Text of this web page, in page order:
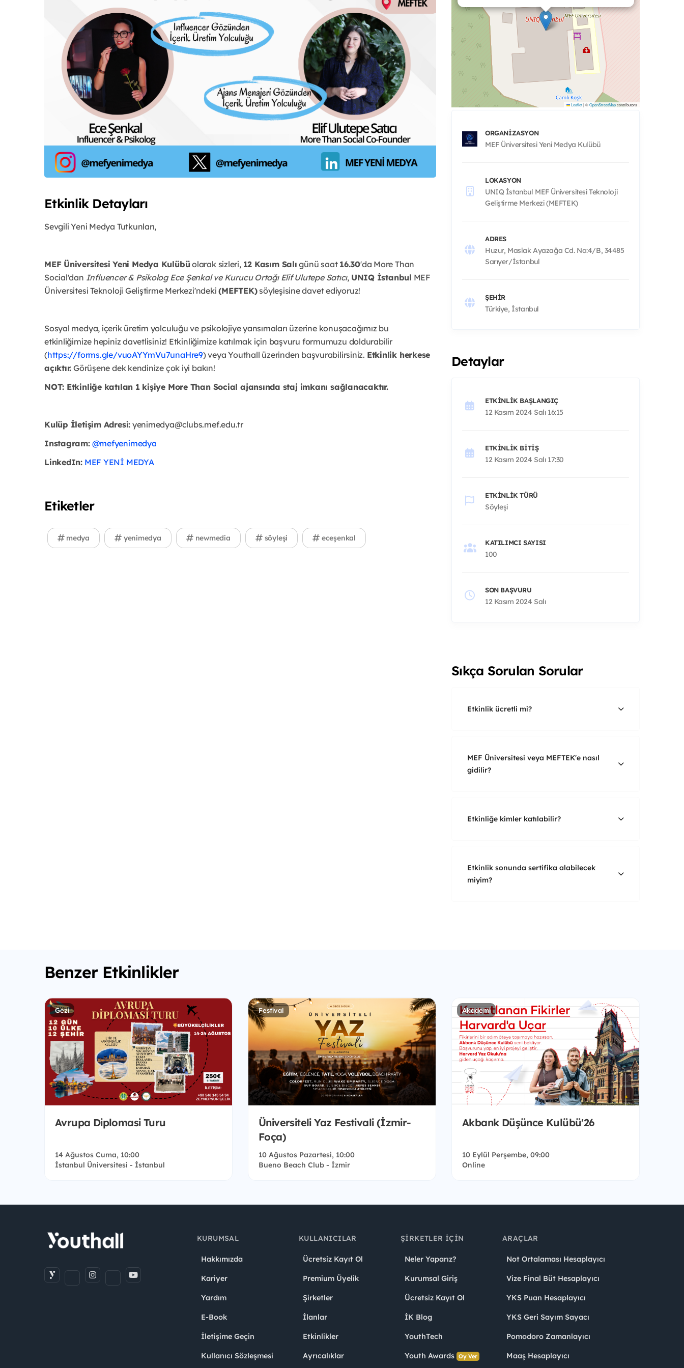
Etkinlik Detayları
Sevgili Yeni Medya Tutkunları,
MEF Üniversitesi Yeni Medya Kulübü olarak sizleri, 12 Kasım Salı günü saat 16.30'da More Than
Social'dan Influencer & Psikolog Ece Şenkal ve Kurucu Ortağı Elif Ulutepe Satıcı, UNIQ İstanbul MEF
Üniversitesi Teknoloji Geliştirme Merkezi'ndeki(MEFTEK)söyleşisine davet ediyoruz!
Sosyal medya, içerik üretim yolculuğu ve psikolojiye yansımaları üzerine konuşacağımız bu
etkinliğimize hepiniz davetlisiniz! Etkinliğimize katılmak için başvuru formumuzu doldurabilir
(https://forms.gle/vuoAYYmVu7unaHre9) veya Youthall üzerinden başvurabilirsiniz. Etkinlik herkese
açıktır. Görüşene dek kendinize çok iyi bakın!
NOT: Etkinliğe katılan 1 kişiye More Than Social ajansında staj imkanı sağlanacaktır.
Kulüp İletişim Adresi: yenimedya@clubs.mef.edu.tr
Instagram: @mefyenimedya
LinkedIn: MEF YENİ MEDYA
Etiketler
medya yenimedya newmedia söyleşi eceşenkal
Leaflet|©OpenStreetMapcontributors
ORGANIZASYON
MEF Üniversitesi Yeni Medya Kulübü
LOKASYON
UNIQ İstanbul MEF Üniversitesi Teknoloji
Geliştirme Merkezi (MEFTEK)
ADRES
Huzur, Maslak Ayazağa Cd. No:4/B, 34485
Sarıyer/İstanbul
ŞEHIR
Türkiye, İstanbul
Detaylar
ETKINLIK BAŞLANGIÇ
12 Kasım 2024 Salı 16:15
ETKINLIK BITIŞ
12 Kasım 2024 Salı 17:30
ETKINLIK TÜRÜ
Söyleşi
KATILIMCI SAYISI
100
SON BAŞVURU
12 Kasım 2024 Salı
Sıkça Sorulan Sorular
Etkinlik ücretli mi?
MEF Üniversitesi veya MEFTEK'e nasıl
gidilir?
Etkinliğe kimler katılabilir?
Etkinlik sonunda sertifika alabilecek
miyim?
Benzer Etkinlikler
Gezi
Avrupa Diplomasi Turu
14 Ağustos Cuma, 10:00
İstanbul Üniversitesi - İstanbul
Festival
Üniversiteli Yaz Festivali (İzmir-
Foça)
10 Ağustos Pazartesi, 10:00
Bueno Beach Club - İzmir
Akademi
Akbank Düşünce Kulübü'26
10 Eylül Perşembe, 09:00
Online
KURUMSAL
Hakkımızda
Kariyer
Yardım
E-Book
İletişime Geçin
Kullanıcı Sözleşmesi
KULLANICILAR
Ücretsiz Kayıt Ol
Premium Üyelik
Şirketler
İlanlar
Etkinlikler
Ayrıcalıklar
ŞIRKETLER İÇIN
Neler Yaparız?
Kurumsal Giriş
Ücretsiz Kayıt Ol
İK Blog
YouthTech
Youth Awards Oy Ver
ARAÇLAR
Not Ortalaması Hesaplayıcı
Vize Final Büt Hesaplayıcı
YKS Puan Hesaplayıcı
YKS Geri Sayım Sayacı
Pomodoro Zamanlayıcı
Maaş Hesaplayıcı